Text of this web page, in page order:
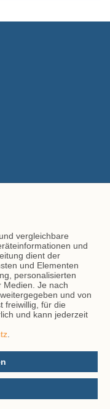
GmbH 2026
vergleichbare
und
dient der
und Elementen
personalisierten
Medien. Je nach
und von
freiwillig, für die
und kann jederzeit